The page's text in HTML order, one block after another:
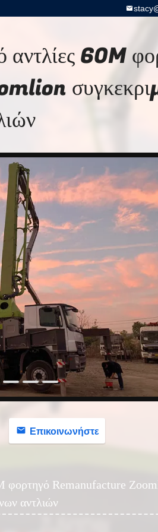
αντλίες 60M
Επικοινωνήστε
φορτηγό Remanufacture
αντλιών